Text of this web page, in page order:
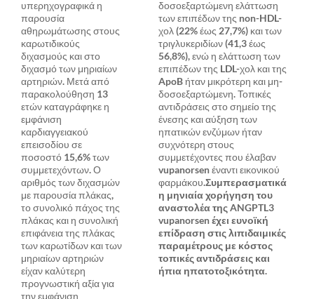
υπερηχογραφικά η
παρουσία
αθηρωμάτωσης στους
καρωτιδικούς
διχασμούς και στο
διχασμό των μηριαίων
αρτηριών. Μετά από
παρακολούθηση 13
ετών καταγράφηκε η
εμφάνιση
καρδιαγγειακού
επεισοδίου σε
ποσοστό 15,6% των
συμμετεχόντων. Ο
αριθμός των διχασμών
με παρουσία πλάκας,
το συνολικό πάχος της
πλάκας και η συνολική
επιφάνεια της πλάκας
των καρωτίδων και των
μηριαίων αρτηριών
είχαν καλύτερη
προγνωστική αξία για
την εμφάνιση
δοσοεξαρτώμενη ελάττωση
των επιπέδων της non-HDL-
χολ (22% έως 27,7%) και των
τριγλυκεριδίων (41,3 έως
56,8%), ενώ η ελάττωση των
επιπέδων της LDL-χολ και της
ApoB ήταν μικρότερη και μη-
δοσοεξαρτώμενη. Τοπικές
αντιδράσεις στο σημείο της
ένεσης και αύξηση των
ηπατικών ενζύμων ήταν
συχνότερη στους
συμμετέχοντες που έλαβαν
vupanorsen έναντι εικονικού
φαρμάκου.Συμπερασματικά
η μηνιαία χορήγηση του
αναστολέα της ANGPTL3
vupanorsen έχει ευνοϊκή
επίδραση στις λιπιδαιμικές
παραμέτρους με κόστος
τοπικές αντιδράσεις και
ήπια ηπατοτοξικότητα.